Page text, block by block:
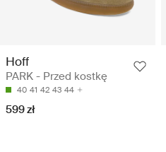
Hoff
PARK - Przed kostkę
40 41 42 43 44
599 zł